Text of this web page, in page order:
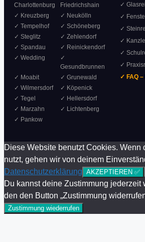
Charlottenburg
Friedrichshain
✓ Kreuzberg
✓ Neukölln
✓ Tempelhof
✓ Schöneberg
✓ Steglitz
✓ Zehlendorf
✓ Spandau
✓ Reinickendorf
✓ Wedding
✓
Gesundbrunnen
✓ Moabit
✓ Grunewald
✓ Wilmersdorf
✓ Köpenick
✓ Tegel
✓ Hellersdorf
✓ Marzahn
✓ Lichtenberg
✓ Pankow
✓
✓
✓
✓
✓
✓
✓ FAQ
Diese Website benutzt Cookies. Wenn
nutzt, gehen wir von deinem
Datenschutzerklärung AKZEPTIEREN ✅
Du kannst deine Zustimmung jederzeit
den den Button „Zustimmung
Zustimmung wiederrufen